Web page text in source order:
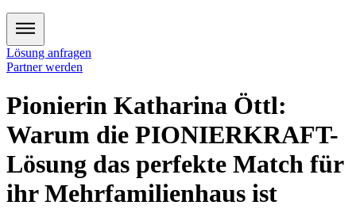
Lösung anfragen
Partner werden
Pionierin Katharina Öttl:
Warum die PIONIERKRAFT-
Lösung das perfekte Match für
ihr Mehrfamilienhaus ist